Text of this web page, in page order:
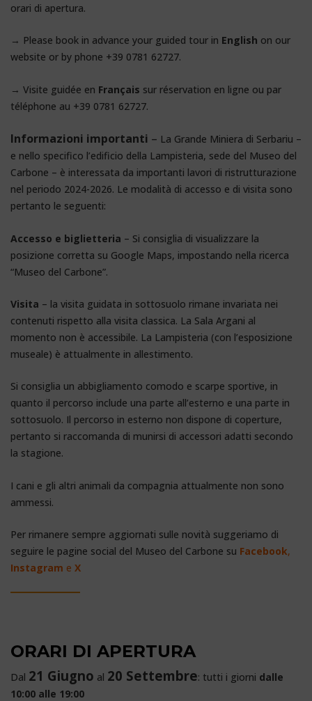
orari di apertura.
→ Please book in advance your guided tour in English on our
website or by phone +39 0781 62727.
→ Visite guidée en Français sur réservation en ligne ou par
téléphone au +39 0781 62727.
Informazioni importanti – La Grande Miniera di Serbariu –
e nello specifico l’edificio della Lampisteria, sede del Museo del
Carbone – è interessata da importanti lavori di ristrutturazione
nel periodo 2024-2026. Le modalità di accesso e di visita sono
pertanto le seguenti:
Accesso e biglietteria – Si consiglia di visualizzare la
posizione corretta su Google Maps, impostando nella ricerca
“Museo del Carbone”.
Visita – la visita guidata in sottosuolo rimane invariata nei
contenuti rispetto alla visita classica. La Sala Argani al
momento non è accessibile. La Lampisteria (con l’esposizione
museale) è attualmente in allestimento.
Si consiglia un abbigliamento comodo e scarpe sportive, in
quanto il percorso include una parte all’esterno e una parte in
sottosuolo. Il percorso in esterno non dispone di coperture,
pertanto si raccomanda di munirsi di accessori adatti secondo
la stagione.
I cani e gli altri animali da compagnia attualmente non sono
ammessi.
Per rimanere sempre aggiornati sulle novità suggeriamo di
seguire le pagine social del Museo del Carbone su Facebook,
Instagram e X
ORARI DI APERTURA
Dal 21 Giugno al 20 Settembre: tutti i giorni dalle
10:00 alle 19:00